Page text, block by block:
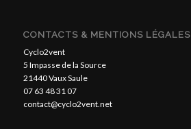
CONTACTS & MENTIONS LÉGALES
Cyclo2vent
5 Impasse de la Source
21440 Vaux Saule
07 63 48 31 07
contact@cyclo2vent.net